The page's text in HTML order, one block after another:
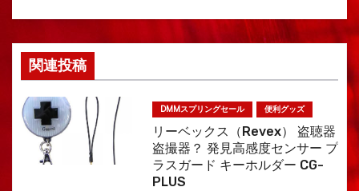
ン
関連投稿
DMMスプリングセール 便利グッズ
リーベックス（Revex） 盗聴器
盗撮器？ 発見高感度センサー プ
ラスガード キーホルダー CG-
PLUS